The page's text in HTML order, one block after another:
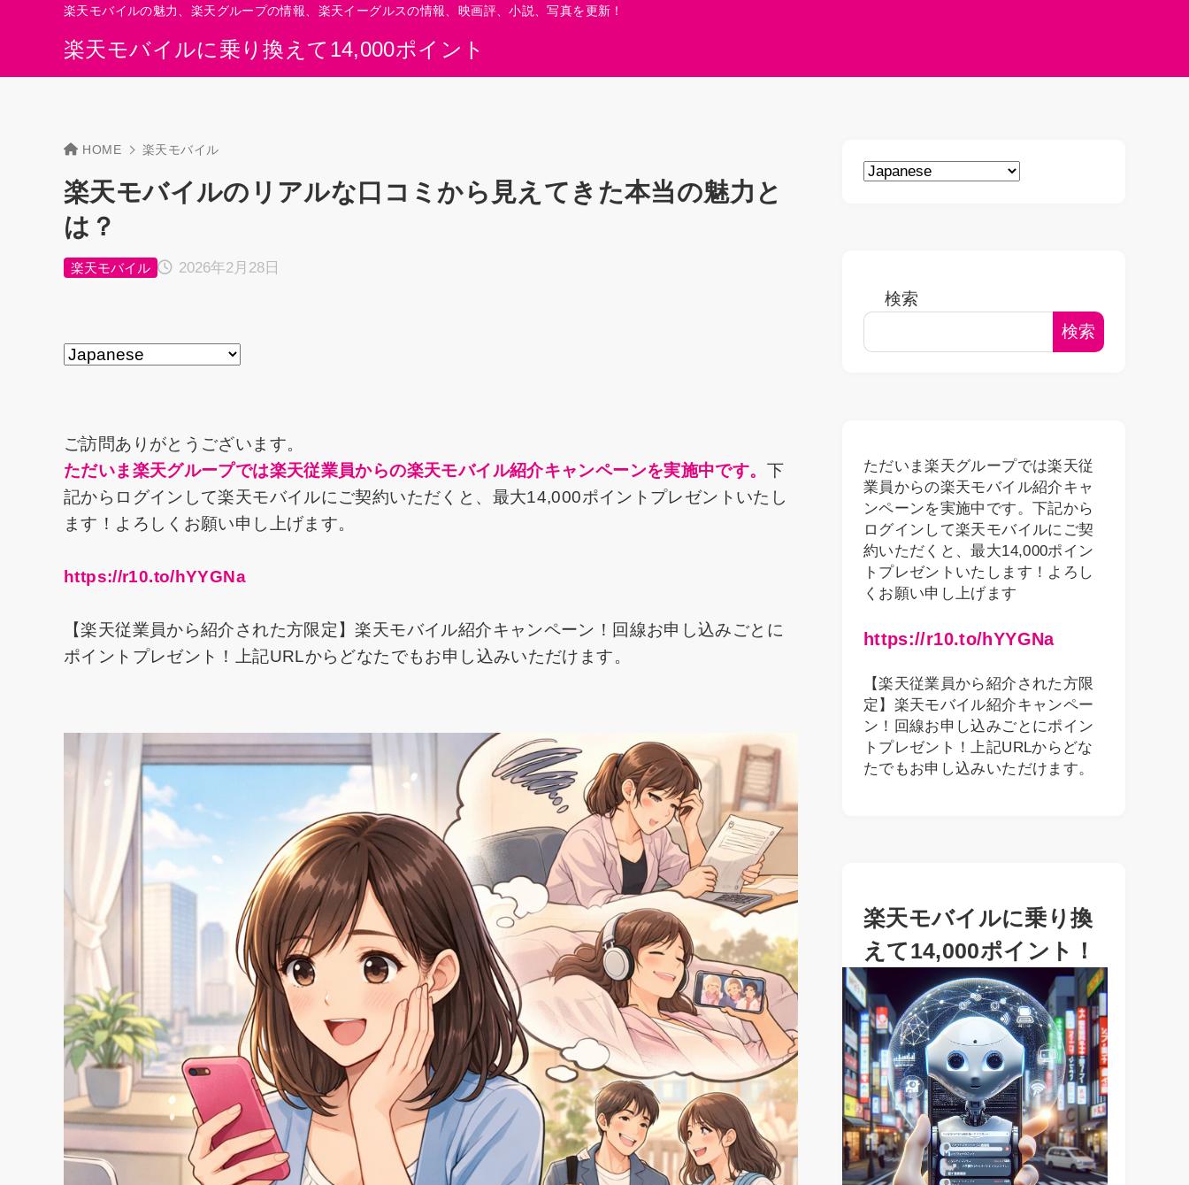
楽天モバイルに乗り換えて14,000ポイント
楽天モバイルの魅力、楽天グループの情報、楽天イーグルスの情報、映画評、小説、写真を更新！
HOME 楽天モバイル
楽天モバイルのリアルな口コミから見えてきた本当の魅力と
は？
2026年2月28日
楽天モバイル
ご訪問ありがとうございます。
ただいま楽天グループでは楽天従業員からの楽天モバイル紹介キャンペーンを実施中です。 下
記からログインして楽天モバイルにご契約いただくと、最大14,000ポイントプレゼントいたし
ます！よろしくお願い申し上げます。
https://r10.to/hYYGNa
【楽天従業員から紹介された方限定】楽天モバイル紹介キャンペーン！回線お申し込みごとに
ポイントプレゼント！上記URLからどなたでもお申し込みいただけます。
検索
検索
ただいま楽天グループでは楽天従
業員からの楽天モバイル紹介キャ
ンペーンを実施中です。下記から
ログインして楽天モバイルにご契
約いただくと、最大14,000ポイン
トプレゼントいたします！よろし
くお願い申し上げます
https://r10.to/hYYGNa
【楽天従業員から紹介された方限
定】楽天モバイル紹介キャンペー
ン！回線お申し込みごとにポイン
トプレゼント！上記URLからどな
たでもお申し込みいただけます。
楽天モバイルに乗り換
えて14,000ポイント！